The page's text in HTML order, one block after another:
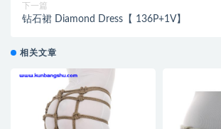
下一篇
钻石裙 Diamond Dress【 136P+1V】
相关文章